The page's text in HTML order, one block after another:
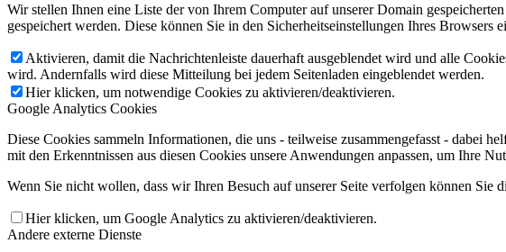
Wir stellen Ihnen eine Liste der von Ihrem Computer auf unserer Domain
gespeichert werden. Diese können Sie in den Sicherheitseinstellungen Ihres Browsers
Aktivieren, damit die Nachrichtenleiste dauerhaft ausgeblendet wird und alle
wird. Andernfalls wird diese Mitteilung bei jedem Seitenladen eingeblendet werden.
Hier klicken, um notwendige Cookies zu aktivieren/deaktivieren.
Google Analytics Cookies
Diese Cookies sammeln Informationen, die uns - teilweise zusammengefasst - dabei
mit den Erkenntnissen aus diesen Cookies unsere Anwendungen anpassen, um Ihre
Wenn Sie nicht wollen, dass wir Ihren Besuch auf unserer Seite verfolgen können Sie
Hier klicken, um Google Analytics zu aktivieren/deaktivieren.
Andere externe Dienste